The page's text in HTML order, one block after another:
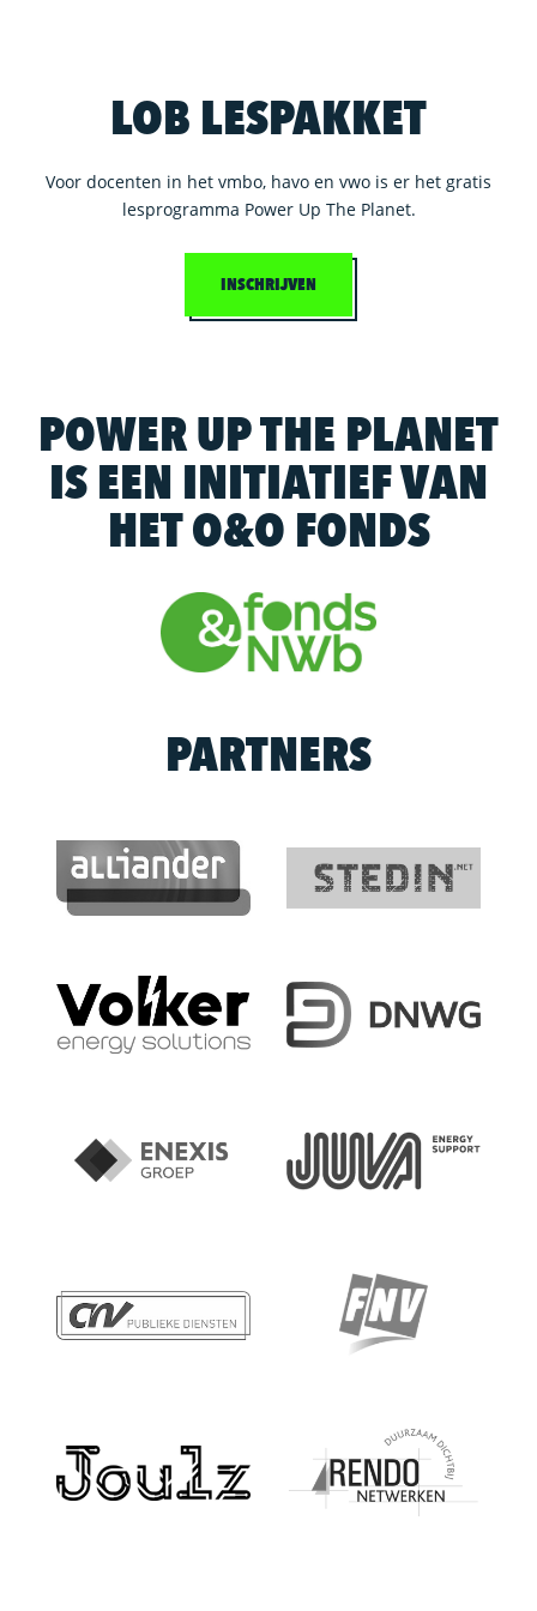
LOB LESPAKKET
Voor docenten in het vmbo, havo en vwo is er het gratis
lesprogramma Power Up The Planet.
INSCHRIJVEN
POWER UP THE PLANET
IS EEN INITIATIEF VAN
HET O&O FONDS
PARTNERS